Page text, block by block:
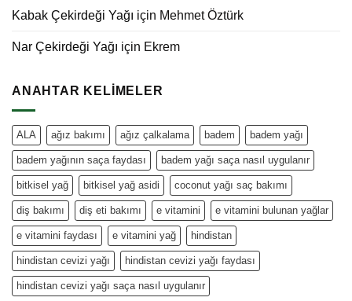
Kabak Çekirdeği Yağı için Mehmet Öztürk
Nar Çekirdeği Yağı için Ekrem
ANAHTAR KELIMELER
ALA ağız bakımı ağız çalkalama badem badem yağı
badem yağının saça faydası badem yağı saça nasıl uygulanır
bitkisel yağ bitkisel yağ asidi coconut yağı saç bakımı
diş bakımı diş eti bakımı e vitamini e vitamini bulunan yağlar
e vitamini faydası e vitamini yağ hindistan
hindistan cevizi yağı hindistan cevizi yağı faydası
hindistan cevizi yağı saça nasıl uygulanır